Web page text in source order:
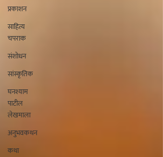
प्रकाशन
साहित्य
चपराक
संशोधन
सांस्कृतिक
घनश्याम
पाटील
लेखमाला
अनुभवकथन
कथा